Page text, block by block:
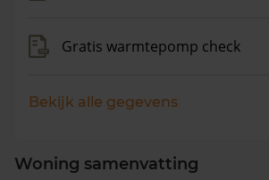
Gratis warmtepomp check
Bekijk alle gegevens
Woning samenvatting